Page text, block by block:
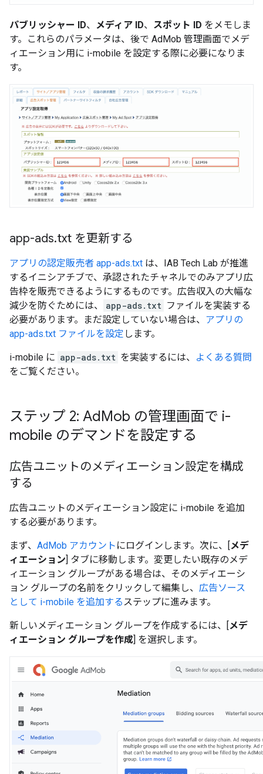
パブリッシャー ID、 メディア ID、 スポット ID をメモしま
す。これらのパラメータは、後で AdMob 管理画面でメデ
ィエーション用に i-mobile を設定する際に必要になりま
す。
app-ads.txt を更新する
アプリの認定販売者 app-ads.txt は、IAB Tech Lab が推進
するイニシアチブで、承認されたチャネルでのみアプリ広
告枠を販売できるようにするものです。広告収入の大幅な
減少を防ぐためには、
app-ads.txt ファイルを実装する
必要があります。まだ設定していない場合は、 アプリの
app-ads.txt ファイルを設定 します。
i-mobile に app-ads.txt を実装するには、
よくある質問
をご覧ください。
ステップ 2: AdMob の管理画面で i-
mobile のデマンドを設定する
広告ユニットのメディエーション設定を構成
する
広告ユニットのメディエーション設定に i-mobile を追加
する必要があります。
まず、 AdMob アカウント にログインします。次に、[メデ
ィエーション] タブに移動します。変更したい既存のメデ
ィエーション グループがある場合は、そのメディエーシ
ョン グループの名前をクリックして編集し、 広告ソース
として i-mobile を追加するステップに進みます。
新しいメディエーション グループを作成するには、[メデ
ィエーション グループを作成] を選択します。